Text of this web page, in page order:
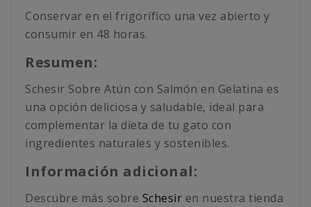
Conservar en el frigorífico una vez abierto y
consumir en 48 horas.
Resumen:
Schesir Sobre Atún con Salmón en Gelatina es
una opción deliciosa y saludable, ideal para
complementar la dieta de tu gato con
ingredientes naturales y sostenibles.
Información adicional:
Descubre más sobre Schesir en nuestra tienda